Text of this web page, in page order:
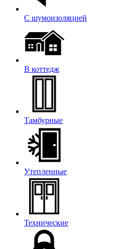
С шумоизоляцией
В коттедж
Тамбурные
Утепленные
Технические